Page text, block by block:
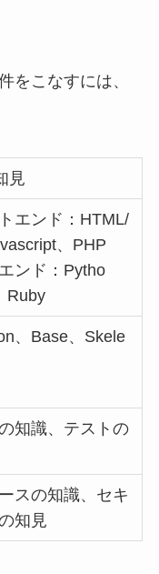
をこなすには、
見
エンド：HTML/
、PHP
ンド：Pytho
Ruby
、Base、Skele
知識、テストの
スの知識、セキ
知見